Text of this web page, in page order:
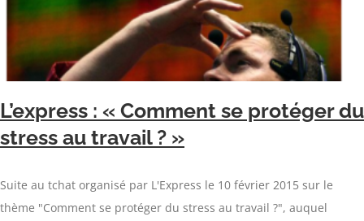
L’express : « Comment se protéger du
stress au travail ? »
Suite au tchat organisé par L'Express le 10 février 2015 sur le
thème "Comment se protéger du stress au travail ?", auquel